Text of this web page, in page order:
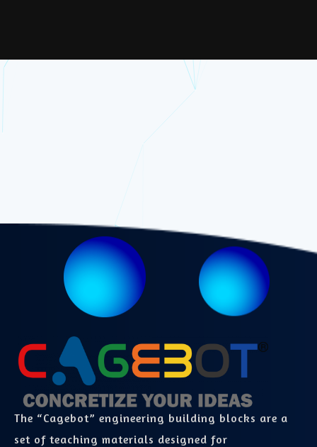
The “Cagebot” engineering building blocks are a
set of teaching materials designed for